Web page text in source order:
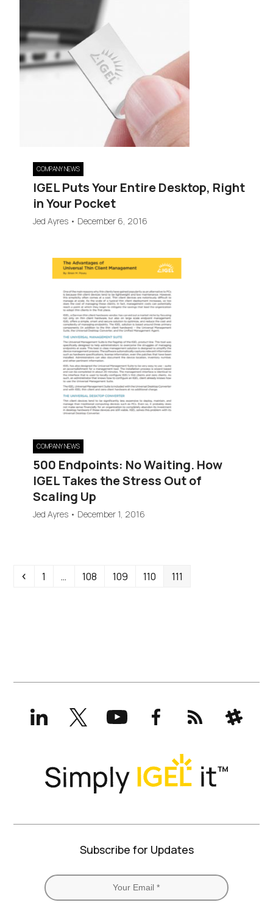
COMPANY NEWS
IGEL Puts Your Entire Desktop, Right
in Your Pocket
Jed Ayres • December 6, 2016
COMPANY NEWS
500 Endpoints: No Waiting. How
IGEL Takes the Stress Out of
Scaling Up
Jed Ayres • December 1, 2016
Previous
Page
1 … Page
108 Page
109 Page
110 Page
111
LinkedInX
(formerly
Twitter)
YouTubeFacebookRSS Slack
Subscribe for Updates